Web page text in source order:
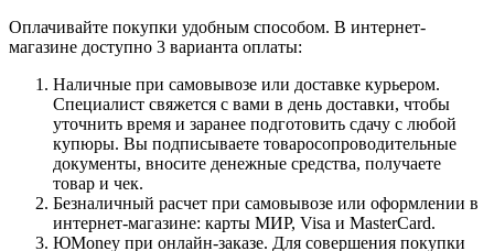
Оплачивайте покупки удобным способом. В интернет-
магазине доступно 3 варианта оплаты:
Наличные при самовывозе или доставке курьером.
Специалист свяжется с вами в день доставки, чтобы
уточнить время и заранее подготовить сдачу с любой
купюры. Вы подписываете товаросопроводительные
документы, вносите денежные средства, получаете
товар и чек.
Безналичный расчет при самовывозе или оформлении в
интернет-магазине: карты МИР, Visa и MasterCard.
ЮMoney при онлайн-заказе. Для совершения покупки